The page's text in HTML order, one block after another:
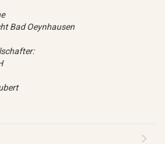
Bad Oeynhausen